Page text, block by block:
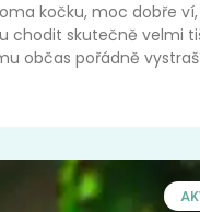
kočku, moc dobře
chodit skutečně velmi
občas pořádně